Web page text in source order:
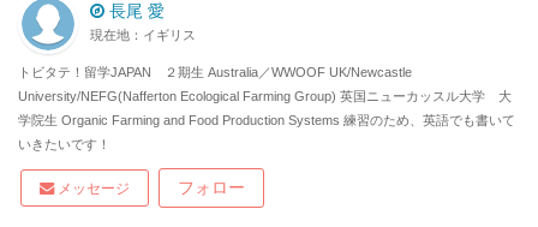
長尾 愛
現在地：イギリス
トビタテ！留学JAPAN ２期生 Australia／WWOOF UK/Newcastle
University/NEFG(Nafferton Ecological Farming Group) 英国ニューカッスル大学 大
学院生 Organic Farming and Food Production Systems 練習のため、英語でも書いて
いきたいです！
メッセージ フォロー